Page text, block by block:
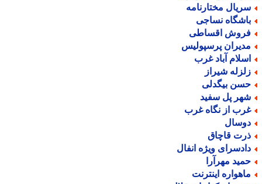
مختارنامه
نساجی
اقساطی
پرسپولیس
آباد غرب
شیراز
بیگدلی
پل سفید
از نگاه غرب
قاچاق
ویژه انفال
مهرآرا
اینترنت